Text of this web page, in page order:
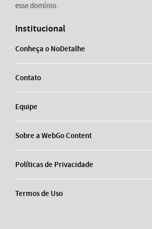
esse domínio.
Institucional
Conheça o NoDetalhe
Contato
Equipe
Sobre a WebGo Content
Políticas de Privacidade
Termos de Uso